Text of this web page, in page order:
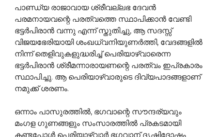
പാണ്ഡ്യ രാജാവായ ശ്രീവല്ലഭ ദേവന്‍
പരമനായവന്റെ പരത്വത്തെ സ്ഥാപിക്കാന്‍ വേണ്ടി
ഭട്ടര്‍പിരാന്‍ വന്നു എന്ന് സ്തുതിച്ചു, ആ സദസ്സ്
വിജയഭേരിയായി ശംഖധ്വനിയുണര്‍ത്തി, വേദങ്ങളില്‍
നിന്ന് തെളിവുകളുദ്ധരിച്ച് പെരിയാഴ്വാരെന്ന
ഭട്ടര്‍പിരാന്‍ ശ്രീമന്നാരായണന്റെ പരത്വം ഇപ്രകാരം
സ്ഥാപിച്ചു. ആ പെരിയാഴ്വാരുടെ ദിവ്യപാദങ്ങളാണ്
നമുക്ക് ശരണം.
ഒന്നാം പാസുരത്തില്‍, ഭഗവാന്റെ സൗന്ദര്യവും
മംഗള ഗുണങ്ങളും സംസാരത്തില്‍ പ്രകടമായി
കണ്ടപ്പോള്‍ പെരിയാഴ്വാര്‍ ഭഗവാന് ദൃഷ്ടിദോഷം